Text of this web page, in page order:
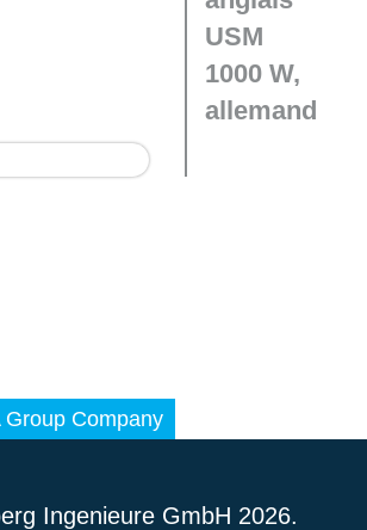
USM
1000 W,
allemand
Ingenieure GmbH 2026.